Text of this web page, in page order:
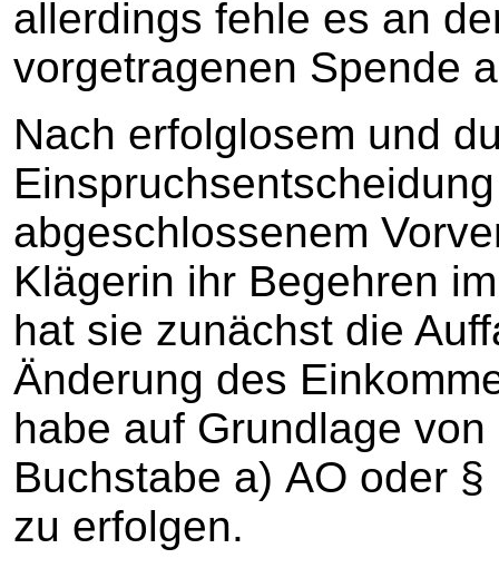
allerdings fehle es an
vorgetragenen Spende
Nach erfolglosem und
abgeschlossenem
Klägerin ihr Begehren
hat sie zunächst die
Änderung des
habe auf Grundlage
Buchstabe a) AO oder
zu erfolgen.